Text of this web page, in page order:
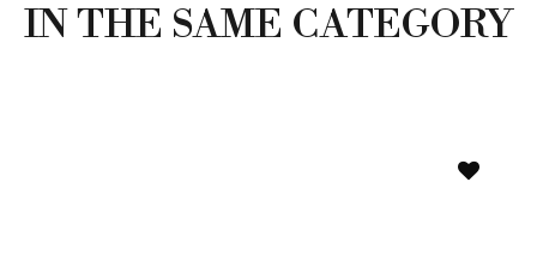
IN THE SAME CATEGORY